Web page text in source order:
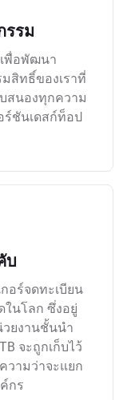
รรม
เพื่อพัฒนา
สิทธิ์ของเราที่
สนองทุกความ
ร์ชันเดสก์ท็อป
บ
อร์จดทะเบียน
นโลก ซึ่งอยู่
ยงานชั้นนำ
จะถูกเก็บไว้
ามว่าจะแยก
กร